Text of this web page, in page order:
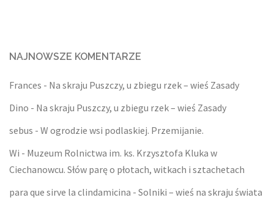
NAJNOWSZE KOMENTARZE
Frances - Na skraju Puszczy, u zbiegu rzek – wieś Zasady
Dino - Na skraju Puszczy, u zbiegu rzek – wieś Zasady
sebus - W ogrodzie wsi podlaskiej. Przemijanie.
Wi - Muzeum Rolnictwa im. ks. Krzysztofa Kluka w
Ciechanowcu. Słów parę o płotach, witkach i sztachetach
para que sirve la clindamicina - Solniki – wieś na skraju świata